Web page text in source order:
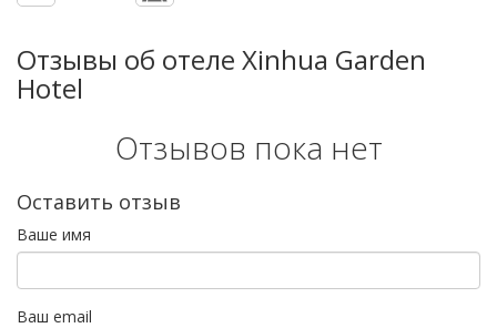
Отзывы об отеле Xinhua Garden
Hotel
Отзывов пока нет
Оставить отзыв
Ваше имя
Ваш email